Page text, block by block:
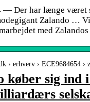
— Der har længe været
Zalando …
med
› erhverv › ECE9684654 ›
køber sig ind